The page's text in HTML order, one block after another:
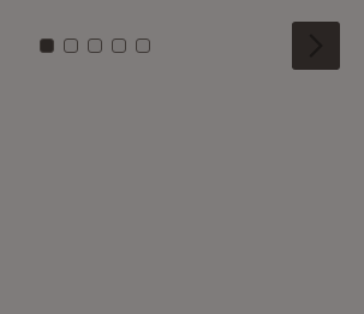
Zu Kachel: 0
Zu Kachel: 1
Zu Kachel: 2
Zu Kachel: 3
Zu Kachel: 4